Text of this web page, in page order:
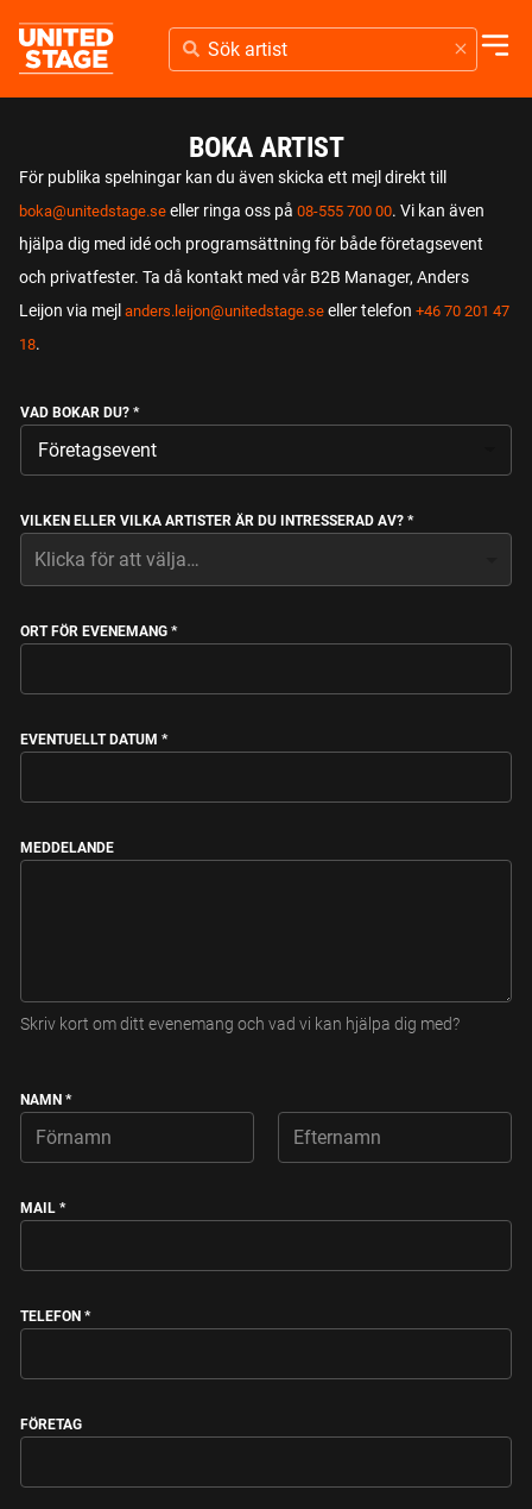
SÖK
ARTIST
BOKA ARTIST
För publika spelningar kan du även skicka ett mejl direkt till
boka@unitedstage.se eller ringa oss på 08-555 700 00. Vi kan även
hjälpa dig med idé och programsättning för både företagsevent
och privatfester. Ta då kontakt med vår B2B Manager, Anders
Leijon via mejl anders.leijon@unitedstage.se eller telefon +46 70 201 47
18.
VAD BOKAR DU? *
VILKEN ELLER VILKA ARTISTER ÄR DU INTRESSERAD AV? *
ORT FÖR EVENEMANG *
EVENTUELLT DATUM *
MEDDELANDE
Skriv kort om ditt evenemang och vad vi kan hjälpa dig med?
NAMN *
MAIL *
TELEFON *
FÖRETAG